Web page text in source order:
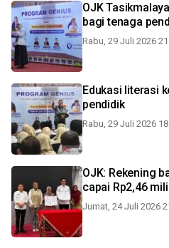
OJK
bagi tenaga
Rabu, 29 Juli 2026
Edukasi literasi
pendidik
Rabu, 29 Juli 2026
OJK: Rekening
capai Rp2,46
Jumat, 24 Juli 2026